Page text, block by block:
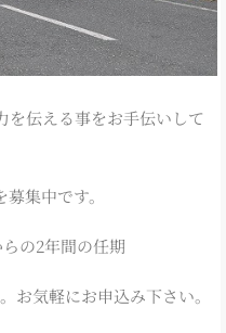
を伝える事をお手伝いして
集中です。
の2年間の任期
お気軽にお申込み下さい。